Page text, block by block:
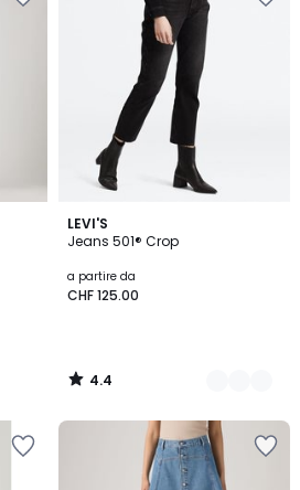
LEVI'S
Jeans 501® Crop
a partire da
CHF 125.00
4.4
/ 5
3
Colori
4.4
/